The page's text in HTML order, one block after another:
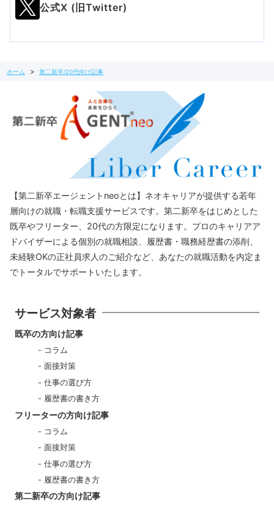
公式X (旧Twitter)
ホーム 第二新卒/20代向け記事
【第二新卒エージェントneoとは】ネオキャリアが提供する若年
層向けの就職・転職支援サービスです。第二新卒をはじめとした
既卒やフリーター、20代の方限定になります。プロのキャリアア
ドバイザーによる個別の就職相談、履歴書・職務経歴書の添削、
未経験OKの正社員求人のご紹介など、あなたの就職活動を内定ま
でトータルでサポートいたします。
サービス対象者
既卒の方向け記事
コラム
面接対策
仕事の選び方
履歴書の書き方
フリーターの方向け記事
コラム
面接対策
仕事の選び方
履歴書の書き方
第二新卒の方向け記事